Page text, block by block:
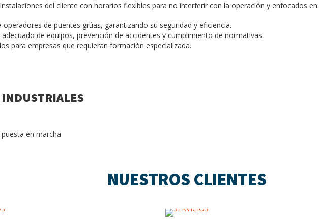
del cliente con horarios flexibles para no interferir con la operación y enfocados en:
de puentes grúas, garantizando su seguridad y eficiencia.
de equipos, prevención de accidentes y cumplimiento de normativas.
para empresas que requieran formación especializada.
en marcha
NUESTROS CLIENTES